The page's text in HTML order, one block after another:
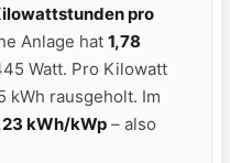
pro
Anlage hat 1,78
Watt. Pro Kilowatt
kWh rausgeholt. Im
kWh/kWp – also